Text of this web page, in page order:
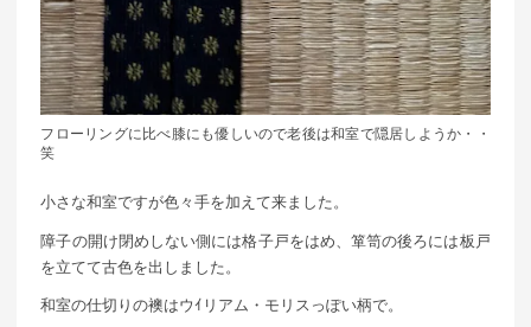
フローリングに比べ膝にも優しいので老後は和室で隠居しようか・・
笑
小さな和室ですが色々手を加えて来ました。
障子の開け閉めしない側には格子戸をはめ、箪笥の後ろには板戸
を立てて古色を出しました。
和室の仕切りの襖はウｲリアム・モリスっぽい柄で。